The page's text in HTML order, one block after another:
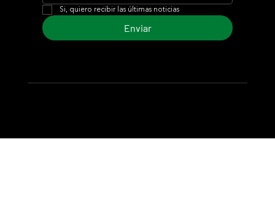
Si, quiero recibir las últimas noticias
Enviar